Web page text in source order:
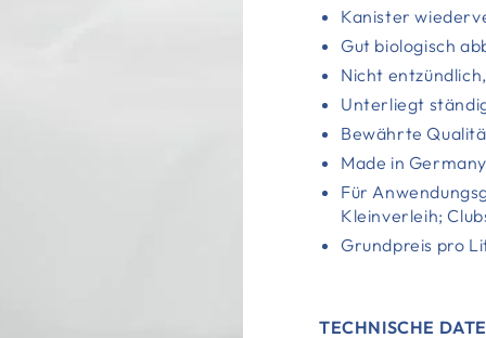
Kanister
Gut biologisch
Nicht
Unterliegt
Bewährte
Made in Germany
Für
Kleinverleih;
Grundpreis pro
TECHNISCHE